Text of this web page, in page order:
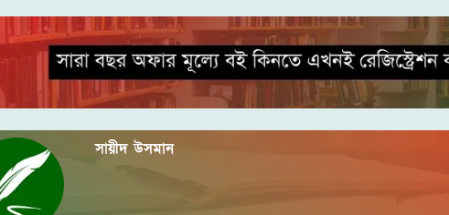
সায়ীদ উসমান